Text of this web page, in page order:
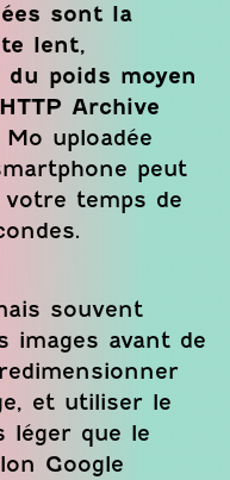
sont la
lent,
poids moyen
Archive
uploadée
peut
temps de
souvent
images avant de
et utiliser le
léger que le
Google